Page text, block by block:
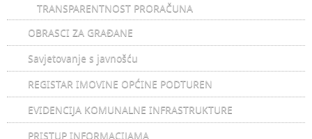
TRANSPARENTNOST PRORAČUNA
OBRASCI ZA GRAĐANE
Savjetovanje s javnošću
REGISTAR IMOVINE OPĆINE PODTUREN
EVIDENCIJA KOMUNALNE INFRASTRUKTURE
PRISTUP INFORMACIJAMA